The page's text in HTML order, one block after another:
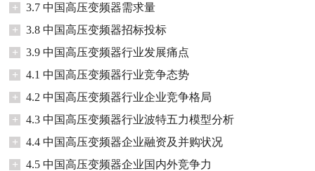
+
3.7 中国高压变频器需求量
+
3.8 中国高压变频器招标投标
+
3.9 中国高压变频器行业发展痛点
+
4.1 中国高压变频器行业竞争态势
+
4.2 中国高压变频器行业企业竞争格局
+
4.3 中国高压变频器行业波特五力模型分析
+
4.4 中国高压变频器企业融资及并购状况
+
4.5 中国高压变频器企业国内外竞争力